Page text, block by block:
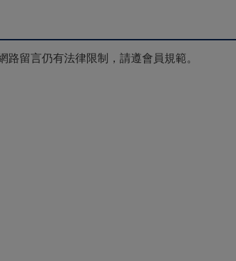
路留言仍有法律限制，請遵會員規範。